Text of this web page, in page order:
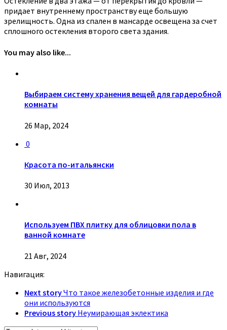
придает внутреннему пространству еще большую
зрелищность. Одна из спален в мансарде освещена за счет
сплошного остекления второго света здания.
You may also like...
Выбираем систему хранения вещей для гардеробной
комнаты
26 Мар, 2024
0
Красота по-итальянски
30 Июл, 2013
Используем ПВХ плитку для облицовки пола в
ванной комнате
21 Авг, 2024
Навигация:
Next storyЧто такое железобетонные изделия и где
они используются
Previous story Неумирающая эклектика